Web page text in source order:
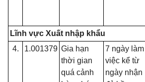
Lĩnh vực Xuất nhập khẩu
4.
1.001379 Gia hạn
thời gian
quá cảnh
7 ngày làm
việc kể từ
ngày nhận